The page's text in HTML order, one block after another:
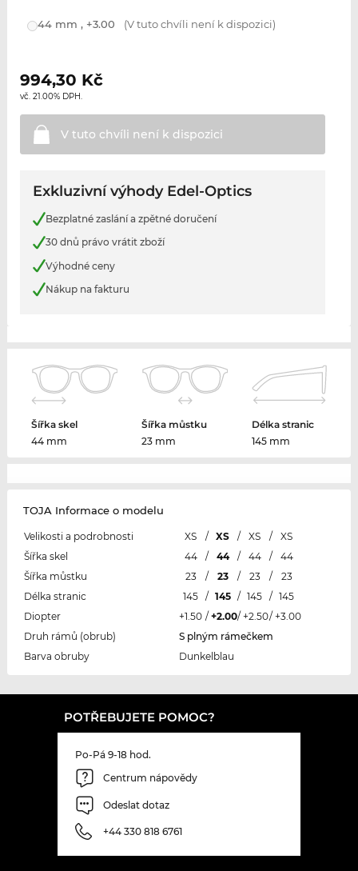
44 mm , +3.00 (V tuto chvíli není k dispozici)
994,30 Kč
vč. 21.00% DPH.
V tuto chvíli není k dispozici
Exkluzivní výhody Edel-Optics
Bezplatné zaslání a zpětné doručení
30 dnů právo vrátit zboží
Výhodné ceny
Nákup na fakturu
Šířka skel
44 mm
Šířka můstku
23 mm
Délka stranic
145 mm
TOJA Informace o modelu
Velikosti a podrobnosti XS / XS / XS /
XS
Šířka skel
44 / 44 / 44 /
44
Šířka můstku
23 / 23 / 23 /
23
Délka stranic
145 / 145 / 145 / 145
Diopter
+1.50 / +2.00/ +2.50/ +3.00
Druh rámů (obrub)
S plným rámečkem
Barva obruby
Dunkelblau
POTŘEBUJETE POMOC?
Po-Pá 9-18 hod.
Centrum nápovědy
Odeslat dotaz
+44 330 818 6761